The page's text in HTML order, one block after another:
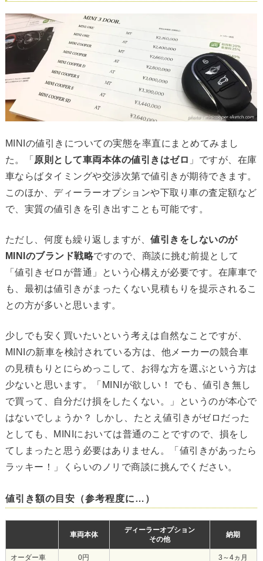
MINIの値引きについての実態を率直にまとめてみまし
た。「 原則として車両本体の値引きはゼロ 」ですが、在庫
車ならばタイミングや交渉次第で値引きが期待できます。
このほか、ディーラーオプションや下取り車の査定額など
で、実質の値引きを引き出すことも可能です。
ただし、何度も繰り返しますが、値引きをしないのが
MINIのブランド戦略ですので、商談に挑む前提として
「値引きゼロが普通」という心構えが必要です。在庫車で
も、最初は値引きがまったくない見積もりを提示されるこ
との方が多いと思います。
少しでも安く買いたいという考えは自然なことですが、
MINIの新車を検討されている方は、他メーカーの競合車
の見積もりとにらめっこして、お得な方を選ぶという方は
少ないと思います。「MINIが欲しい！ でも、値引き無し
で買って、自分だけ損をしたくない。」というのが本心で
はないでしょうか？ しかし、たとえ値引きがゼロだった
としても、MINIにおいては普通のことですので、損をし
てしまったと思う必要はありません。「値引きがあったら
ラッキー！」くらいのノリで商談に挑んでください。
値引き額の目安（参考程度に…）
車両本体
ディーラーオプション
その他
納期
オーダー車
0円
3～4ヵ月